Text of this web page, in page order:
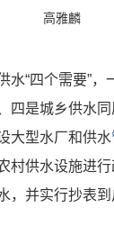
高雅麟
水“四个需要”
四是城乡供水
大型水厂和供水
供水设施进行
并实行抄表到